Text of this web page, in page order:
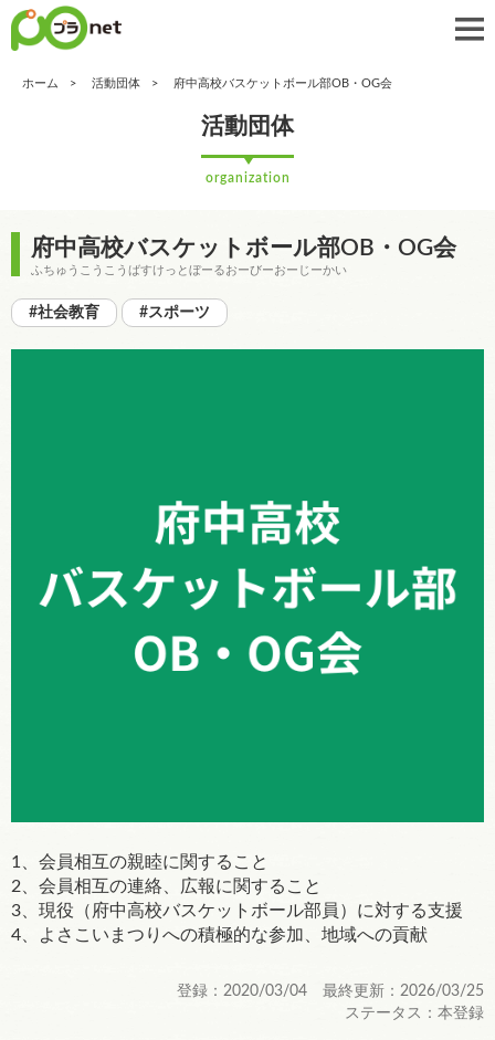
ホーム 活動団体 府中高校バスケットボール部OB・OG会
活動団体
organization
府中高校バスケットボール部OB・OG会
ふちゅうこうこうばすけっとぼーるおーびーおーじーかい
#社会教育 #スポーツ
1、会員相互の親睦に関すること
2、会員相互の連絡、広報に関すること
3、現役（府中高校バスケットボール部員）に対する支援
4、よさこいまつりへの積極的な参加、地域への貢献
登録：2020/03/04 最終更新：2026/03/25
ステータス：本登録